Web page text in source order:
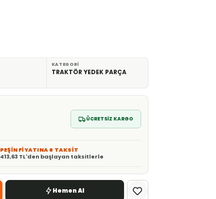
KATEGORI
TRAKTÖR YEDEK PARÇA
ÜCRETSİZ KARGO
PEŞİN FİYATINA 6 TAKSİT
413,63 TL'den başlayan taksitlerle
Hemen Al